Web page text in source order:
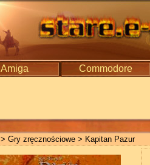
Amiga Commodore
> Gry zręcznościowe > Kapitan Pazur